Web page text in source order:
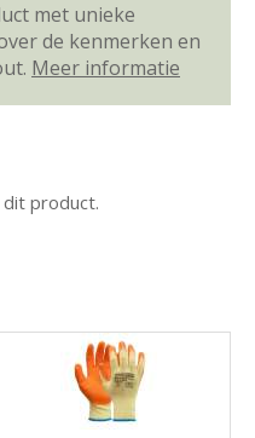
met unieke
de kenmerken en
Meer informatie
product.